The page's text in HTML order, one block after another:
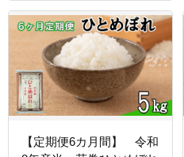
【定期便6カ月間】 令和